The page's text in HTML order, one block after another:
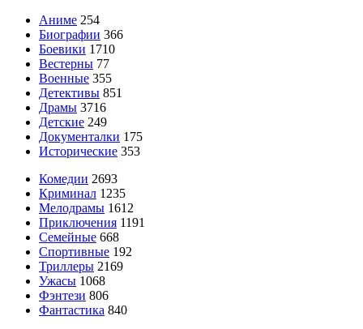
Аниме 254
Биографии 366
Боевики 1710
Вестерны 77
Военные 355
Детективы 851
Драмы 3716
Детские 249
Документалки 175
Исторические 353
Комедии 2693
Криминал 1235
Мелодрамы 1612
Приключения 1191
Семейные 668
Спортивные 192
Триллеры 2169
Ужасы 1068
Фэнтези 806
Фантастика 840